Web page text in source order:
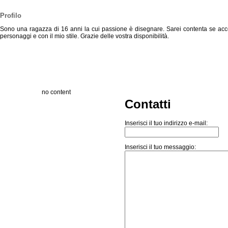
Profilo
Sono una ragazza di 16 anni la cui passione è disegnare. Sarei contenta se
personaggi e con il mio stile. Grazie delle vostra disponibilità.
no content
Contatti
Inserisci il tuo indirizzo e-mail:
Inserisci il tuo messaggio: